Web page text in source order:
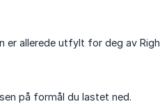
er allerede utfylt for deg av
på formål du lastet ned.